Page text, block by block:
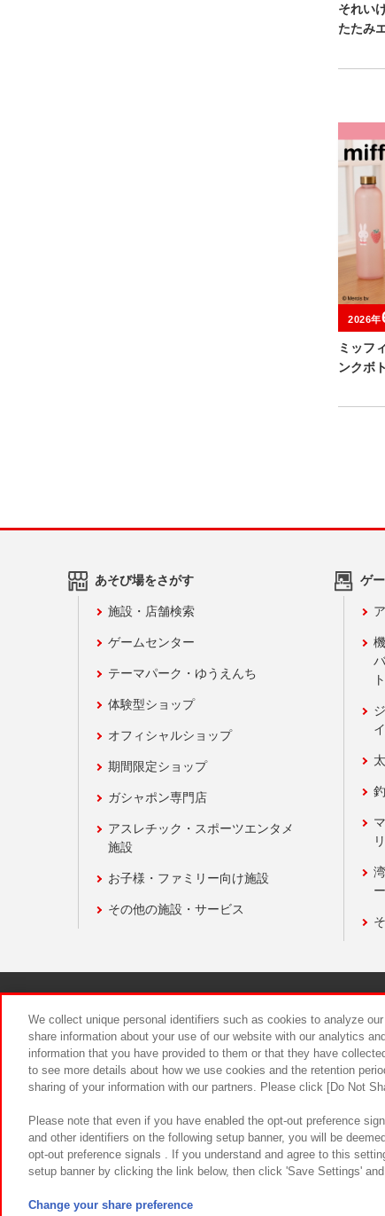
それい
たたみ
ミッフ
ンクボ
2026年
あそび場をさがす
施設・店舗検索
ゲームセンター
テーマパーク・ゆうえんち
体験型ショップ
オフィシャルショップ
期間限定ショップ
ガシャポン専門店
アスレチック・スポーツエンタメ
施設
お子様・ファミリー向け施設
その他の施設・サービス
ゲ
ト
食品の
We collect unique personal identifiers such as cookies to analyze
share information about your use of our website with our analytics
information that you have provided to them or that they have
to see more details about how we use cookies and the retention
sharing of your information with our partners. Please click [Do Not
Please note that even if you have enabled the opt-out preference
and other identifiers on the following setup banner, you will be
opt-out preference signals . If you understand and agree to this
setup banner by clicking the link below, then click 'Save Settings'
Change your share preference